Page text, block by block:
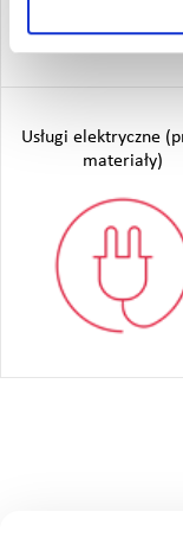
Usługi elektryczne
materiały)